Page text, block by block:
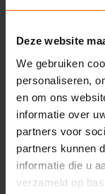
Deze website
We gebruiken
personaliseren,
en om ons
informatie over
partners voor
partners kunnen
informatie die u
verzameld op
Pick-up
7547
Bekijk